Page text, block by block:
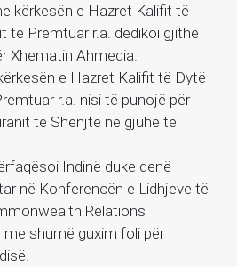
kërkesën e Hazret Kalifit të
të Premtuar r.a. dedikoi gjithë
Xhematin Ahmedia.
e Hazret Kalifit të Dytë
r.a. nisi të punojë për
të Shenjtë në gjuhë të
Indinë duke qenë
në Konferencën e Lidhjeve të
Relations
me shumë guxim foli për